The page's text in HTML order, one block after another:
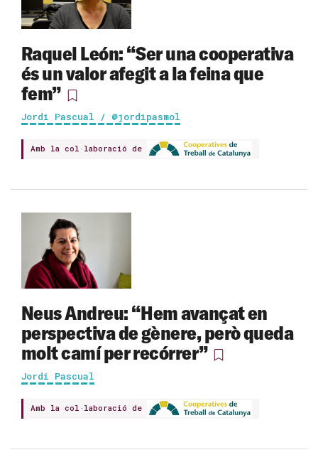
Raquel León: “Ser una cooperativa
és un valor afegit a la feina que
fem”
Jordi Pascual / @jordipasmol
Amb la col·laboració de
Neus Andreu: “Hem avançat en
perspectiva de gènere, però queda
molt camí per recórrer”
Jordi Pascual
Amb la col·laboració de